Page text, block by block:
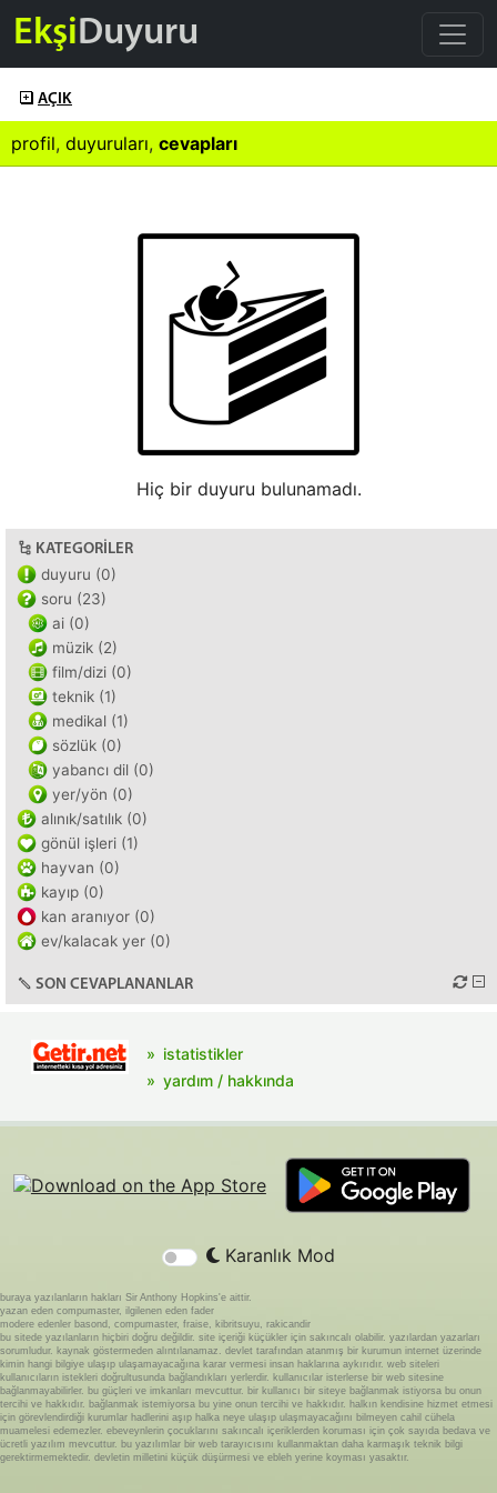
EkşiDuyuru
AÇIK
profil, duyuruları, cevapları
Hiç bir duyuru bulunamadı.
KATEGORILER
duyuru (0)
soru (23)
ai (0)
müzik (2)
film/dizi (0)
teknik (1)
medikal (1)
sözlük (0)
yabancı dil (0)
yer/yön (0)
alınık/satılık (0)
gönül işleri (1)
hayvan (0)
kayıp (0)
kan aranıyor (0)
ev/kalacak yer (0)
SON CEVAPLANANLAR
istatistikler
yardım / hakkında
Karanlık Mod
buraya yazılanların hakları Sir Anthony Hopkins'e aittir.
yazan eden compumaster, ilgilenen eden fader
modere edenler basond, compumaster, fraise, kibritsuyu, rakicandir
bu sitede yazılanların hiçbiri doğru değildir. site içeriği küçükler için sakıncalı olabilir. yazılardan yazarları
sorumludur. kaynak göstermeden alıntılanamaz. devlet tarafından atanmış bir kurumun internet üzerinde
kimin hangi bilgiye ulaşıp ulaşamayacağına karar vermesi insan haklarına aykırıdır. web siteleri
kullanıcıların istekleri doğrultusunda bağlandıkları yerlerdir. kullanıcılar isterlerse bir web sitesine
bağlanmayabilirler. bu güçleri ve imkanları mevcuttur. bir kullanıcı bir siteye bağlanmak istiyorsa bu onun
tercihi ve hakkıdır. bağlanmak istemiyorsa bu yine onun tercihi ve hakkıdır. halkın kendisine hizmet etmesi
için görevlendirdiği kurumlar hadlerini aşıp halka neye ulaşıp ulaşmayacağını bilmeyen cahil cühela
muamelesi edemezler. ebeveynlerin çocuklarını sakıncalı içeriklerden koruması için çok sayıda bedava ve
ücretli yazılım mevcuttur. bu yazılımlar bir web tarayıcısını kullanmaktan daha karmaşık teknik bilgi
gerektirmemektedir. devletin milletini küçük düşürmesi ve ebleh yerine koyması yasaktır.